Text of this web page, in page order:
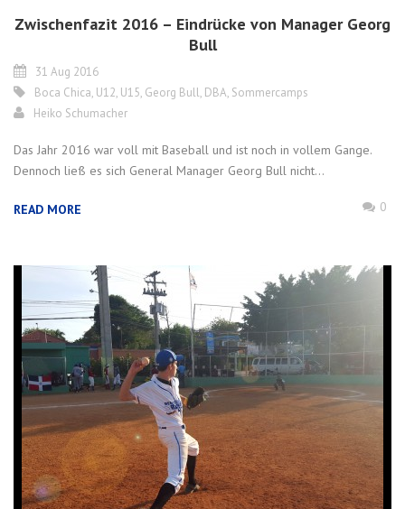
Zwischenfazit 2016 – Eindrücke von Manager Georg
Bull
31 Aug 2016
Boca Chica, U12, U15, Georg Bull, DBA, Sommercamps
Heiko Schumacher
Das Jahr 2016 war voll mit Baseball und ist noch in vollem Gange.
Dennoch ließ es sich General Manager Georg Bull nicht...
READ MORE 0